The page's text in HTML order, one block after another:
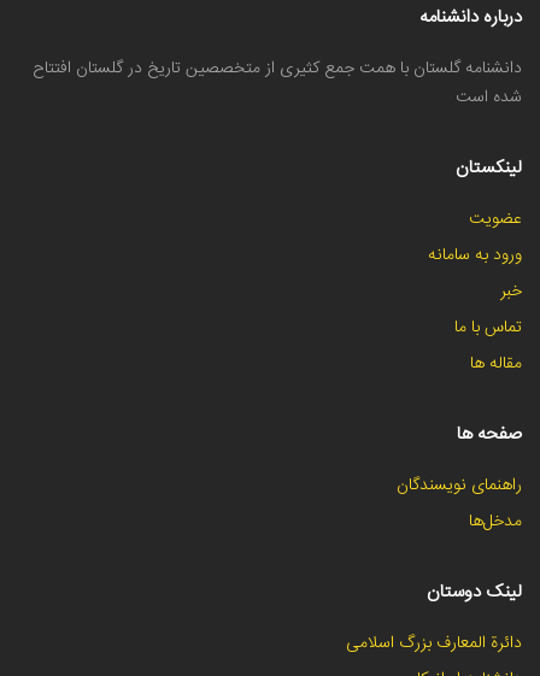
درباره دانشنامه
دانشنامه گلستان با همت جمع کثیری از متخصصین تاریخ در گلستان افتتاح
شده است
لینکستان
عضویت
ورود به سامانه
خبر
تماس با ما
مقاله ها
صفحه ها
راهنمای نویسندگان
مدخل‌ها
لینک دوستان
دائرة المعارف بزرگ اسلامی